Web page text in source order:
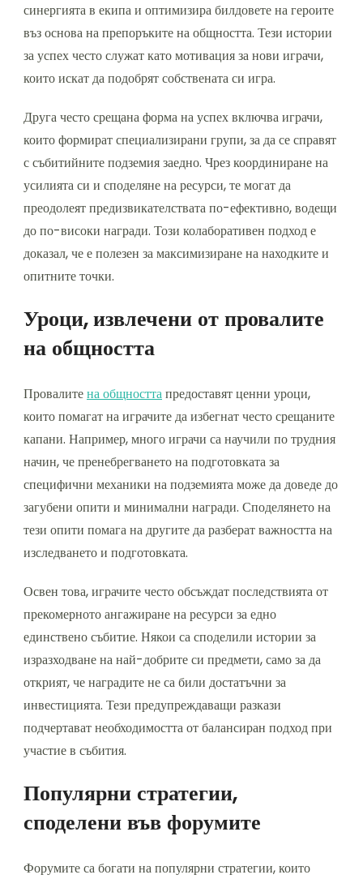
синергията в екипа и оптимизира билдовете на героите
въз основа на препоръките на общността. Тези истории
за успех често служат като мотивация за нови играчи,
които искат да подобрят собствената си игра.
Друга често срещана форма на успех включва играчи,
които формират специализирани групи, за да се справят
с събитийните подземия заедно. Чрез координиране на
усилията си и споделяне на ресурси, те могат да
преодолеят предизвикателствата по-ефективно, водещи
до по-високи награди. Този колаборативен подход е
доказал, че е полезен за максимизиране на находките и
опитните точки.
Уроци, извлечени от провалите
на общността
Провалитена общносттапредоставят ценни уроци,
които помагат на играчите да избегнат често срещаните
капани. Например, много играчи са научили по трудния
начин, че пренебрегването на подготовката за
специфични механики на подземията може да доведе до
загубени опити и минимални награди. Споделянето на
тези опити помага на другите да разберат важността на
изследването и подготовката.
Освен това, играчите често обсъждат последствията от
прекомерното ангажиране на ресурси за едно
единствено събитие. Някои са споделили истории за
изразходване на най-добрите си предмети, само за да
открият, че наградите не са били достатъчни за
инвестицията. Тези предупреждаващи разкази
подчертават необходимостта от балансиран подход при
участие в събития.
Популярни стратегии,
споделени във форумите
Форумите са богати на популярни стратегии, които